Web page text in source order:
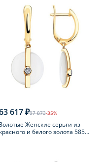
617 ₽97 873-35%
Женские серьги из
красного и белого золота 585